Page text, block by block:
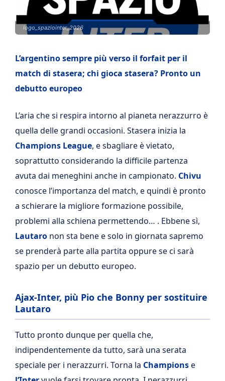
logo_spaziointer_2026
L’argentino sempre più verso il forfait per il
match di stasera; chi gioca stasera? Pronto un
debutto europeo
L’aria che si respira intorno al pianeta nerazzurro è
quella delle grandi occasioni. Stasera inizia la
Champions League, e sbagliare è vietato,
soprattutto considerando la difficile partenza
avuta dai meneghini anche in campionato. Chivu
conosce l’importanza del match, e quindi è pronto
a schierare la migliore formazione possibile,
problemi alla schiena permettendo… . Ebbene sì,
Lautaro non sta bene e solo in giornata sapremo
se prenderà parte alla partita oppure se ci sarà
spazio per un debutto europeo.
Ajax-Inter, più Pio che Bonny per sostituire
Lautaro
Tutto pronto dunque per quella che,
indipendentemente da tutto, sarà una serata
speciale per i nerazzurri. Torna la Championse